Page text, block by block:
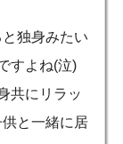
独身みたい
すよね(泣)
共にリラッ
と一緒に居